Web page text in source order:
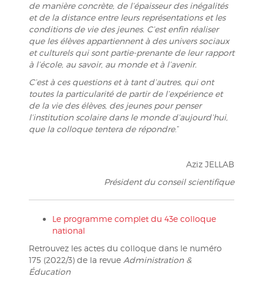
de manière concrète, de l’épaisseur des inégalités
et de la distance entre leurs représentations et les
conditions de vie des jeunes. C’est enfin réaliser
que les élèves appartiennent à des univers sociaux
et culturels qui sont partie-prenante de leur rapport
à l’école, au savoir, au monde et à l’avenir.
C’est à ces questions et à tant d’autres, qui ont
toutes la particularité de partir de l’expérience et
de la vie des élèves, des jeunes pour penser
l’institution scolaire dans le monde d’aujourd’hui,
que la colloque tentera de répondre.”
Aziz JELLAB
Président du conseil scientifique
Le programme complet du 43e colloque
national
Retrouvez les actes du colloque dans le numéro
175 (2022/3) de la revue Administration &
Éducation